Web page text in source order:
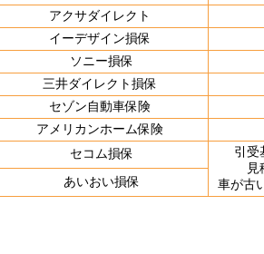
アクサダイレクト
イーデザイン損保
ソニー損保
三井ダイレクト損保
セゾン自動車保険
アメリカンホーム保険
セコム損保
引受
車が古
あいおい損保